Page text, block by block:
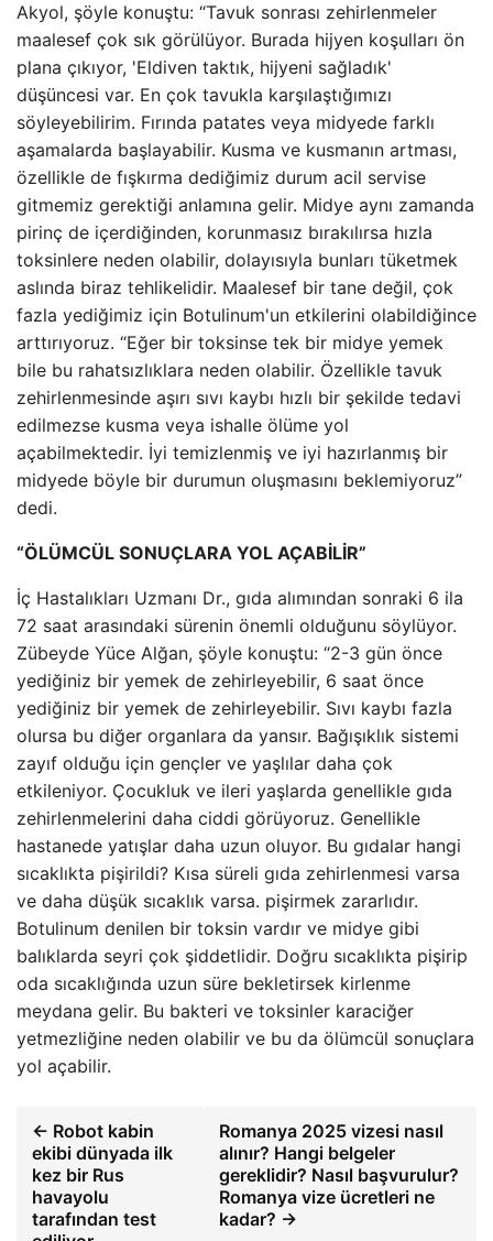
Akyol, şöyle konuştu: “Tavuk sonrası zehirlenmeler
maalesef çok sık görülüyor. Burada hijyen koşulları ön
plana çıkıyor, 'Eldiven taktık, hijyeni sağladık'
düşüncesi var. En çok tavukla karşılaştığımızı
söyleyebilirim. Fırında patates veya midyede farklı
aşamalarda başlayabilir. Kusma ve kusmanın artması,
özellikle de fışkırma dediğimiz durum acil servise
gitmemiz gerektiği anlamına gelir. Midye aynı zamanda
pirinç de içerdiğinden, korunmasız bırakılırsa hızla
toksinlere neden olabilir, dolayısıyla bunları tüketmek
aslında biraz tehlikelidir. Maalesef bir tane değil, çok
fazla yediğimiz için Botulinum'un etkilerini olabildiğince
arttırıyoruz. “Eğer bir toksinse tek bir midye yemek
bile bu rahatsızlıklara neden olabilir. Özellikle tavuk
zehirlenmesinde aşırı sıvı kaybı hızlı bir şekilde tedavi
edilmezse kusma veya ishalle ölüme yol
açabilmektedir. İyi temizlenmiş ve iyi hazırlanmış bir
midyede böyle bir durumun oluşmasını beklemiyoruz”
dedi.
“ÖLÜMCÜL SONUÇLARA YOL AÇABİLİR”
İç Hastalıkları Uzmanı Dr., gıda alımından sonraki 6 ila
72 saat arasındaki sürenin önemli olduğunu söylüyor.
Zübeyde Yüce Alğan, şöyle konuştu: “2-3 gün önce
yediğiniz bir yemek de zehirleyebilir, 6 saat önce
yediğiniz bir yemek de zehirleyebilir. Sıvı kaybı fazla
olursa bu diğer organlara da yansır. Bağışıklık sistemi
zayıf olduğu için gençler ve yaşlılar daha çok
etkileniyor. Çocukluk ve ileri yaşlarda genellikle gıda
zehirlenmelerini daha ciddi görüyoruz. Genellikle
hastanede yatışlar daha uzun oluyor. Bu gıdalar hangi
sıcaklıkta pişirildi? Kısa süreli gıda zehirlenmesi varsa
ve daha düşük sıcaklık varsa. pişirmek zararlıdır.
Botulinum denilen bir toksin vardır ve midye gibi
balıklarda seyri çok şiddetlidir. Doğru sıcaklıkta pişirip
oda sıcaklığında uzun süre bekletirsek kirlenme
meydana gelir. Bu bakteri ve toksinler karaciğer
yetmezliğine neden olabilir ve bu da ölümcül sonuçlara
yol açabilir.
← Robot kabin
ekibi dünyada ilk
kez bir Rus
havayolu
tarafından test
Romanya 2025 vizesi nasıl
alınır? Hangi belgeler
gereklidir? Nasıl başvurulur?
Romanya vize ücretleri ne
kadar? →